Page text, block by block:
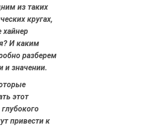
из таких
кругах,
хайнер
И каким
разберем
и значении.
этот
привести к